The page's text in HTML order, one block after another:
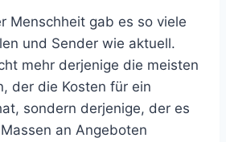
Menschheit gab es so viele
und Sender wie aktuell.
mehr derjenige die meisten
der die Kosten für ein
sondern derjenige, der es
an Angeboten